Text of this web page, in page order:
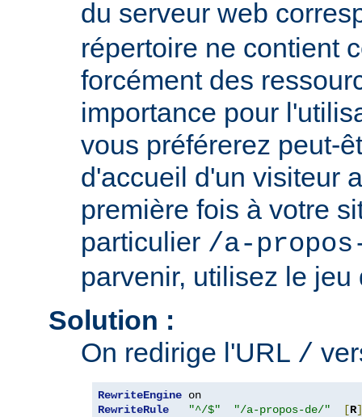
du serveur web
répertoire ne contient
forcément des
importance pour
vous préférerez peut-
d'accueil d'un visiteur
première fois à votre
particulier /a-
parvenir, utilisez le
Solution :
On redirige l'URL /
RewriteEngine
RewriteRule
"^/$" "/a-propos-de/" [R]